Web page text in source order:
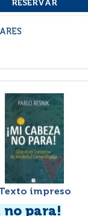
impreso
no para!